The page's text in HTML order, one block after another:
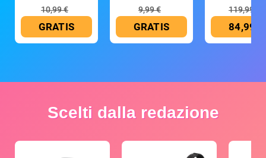
10,99 €
GRATIS
9,99 €
GRATIS
119,99 €
84,99 €
Scelti dalla redazione